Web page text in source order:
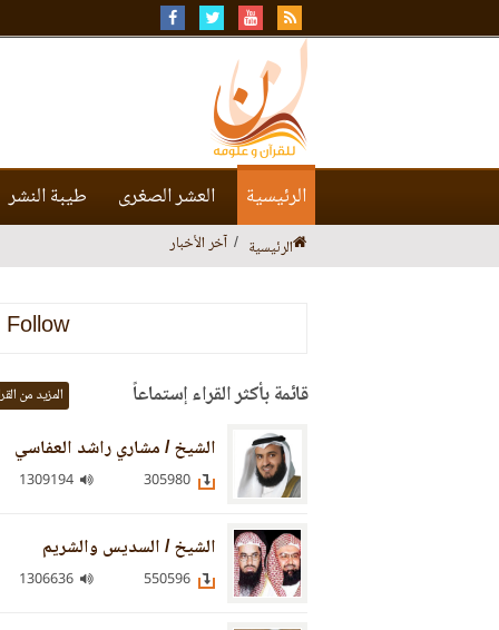
الرئيسية العشر الصغرى طيبة النشر
الرئيسية آخر الأخبار
Follow
قائمة بأكثر القراء إستماعاً المزيد من
الشيخ / مشاري راشد العفاسي
الشيخ / السديس والشريم